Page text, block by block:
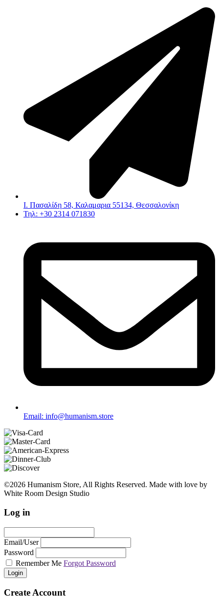
Ι. Πασαλίδη 58, Καλαμαρια 55134, Θεσσαλονίκη
Τηλ: +30 2314 071830
Email: info@humanism.store
©2026 Humanism Store, All Rights Reserved. Made with love by
White Room Design Studio
Log in
Email/User
Password
Remember Me Forgot Password
Login
Create Account